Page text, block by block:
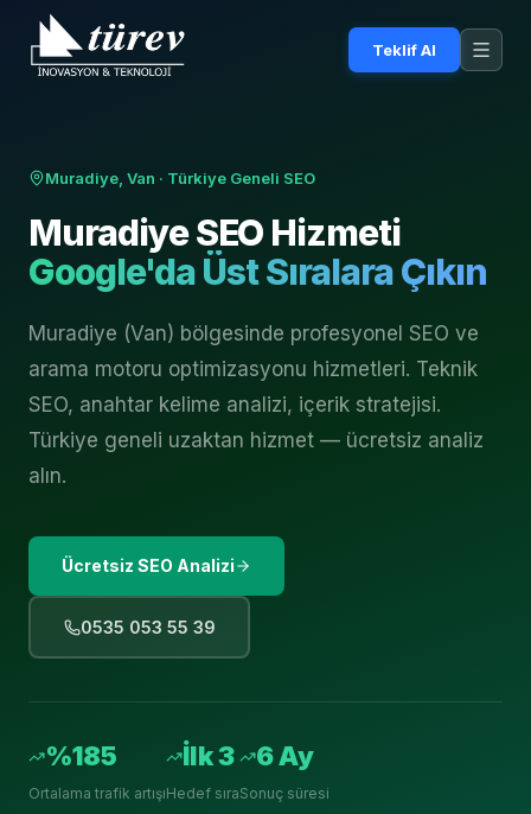
Teklif Al
Muradiye, Van · Türkiye Geneli SEO
MuradiyeSEO Hizmeti
Google'da Üst Sıralara Çıkın
Muradiye (Van) bölgesinde profesyonel SEO ve
arama motoru optimizasyonu hizmetleri. Teknik
SEO, anahtar kelime analizi, içerik stratejisi.
Türkiye geneli uzaktan hizmet — ücretsiz analiz
alın.
Ücretsiz SEO Analizi
0535 053 55 39
%185
Ortalama trafik artışı
İlk 3
Hedef sıra
6 Ay
Sonuç süresi